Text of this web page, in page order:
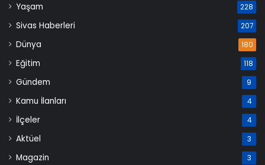
Yaşam 228
Sivas Haberleri 207
Dünya 180
Eğitim 118
Gündem 9
Kamu İlanları 4
İlçeler 4
Aktüel 3
Magazin 3